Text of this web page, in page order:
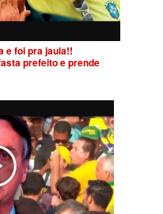
e foi pra jaula!!
prefeito e prende